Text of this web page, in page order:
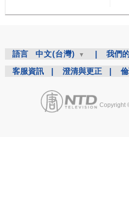
語言 中文(台灣) 我們
客服資訊 澄清與更正
Copyright